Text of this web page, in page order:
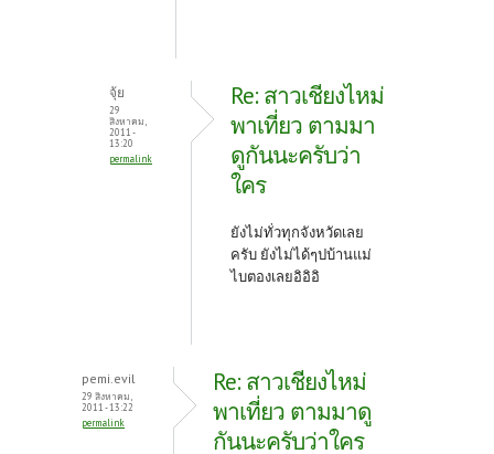
จุ้ย
29
สิงหาคม,
2011 -
13:20
permalink
Re: สาวเชียงไหม่
พาเที่ยว ตามมา
ดูกันนะครับว่า
ใคร
ยังไม่ทั่วทุกจังหวัดเลย
ครับ ยังไม่ได้ๆปบ้านแม่
ไบตองเลยอิอิอิ
pemi.evil
29 สิงหาคม,
2011 - 13:22
permalink
Re: สาวเชียงไหม่
พาเที่ยว ตามมาดู
กันนะครับว่าใคร